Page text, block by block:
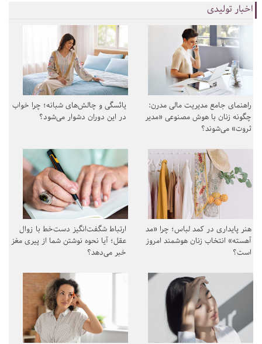
اخبار تولیدی
راهنمای جامع مدیریت مالی مدرن:
چگونه زنان با هوش مصنوعی «مدیر
ثروت» می‌شوند؟
یائسگی و چالش‌های شبانه؛ چرا خواب
در این دوران دشوار می‌شود؟
هنر پایداری در کمد لباس؛ چرا «مد
آهسته» انتخاب زنان هوشمند امروز
است؟
ارتباط شگفت‌انگیز دست‌خط با زوال
عقل؛ آیا نحوه نوشتن شما از پیری مغز
خبر می‌دهد؟